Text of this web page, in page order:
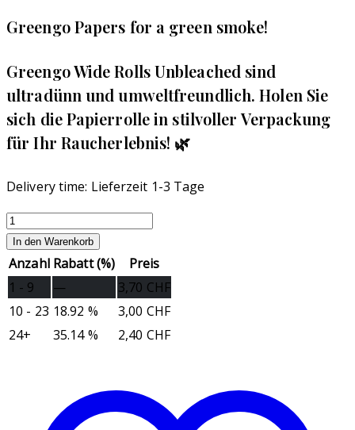
Greengo Papers for a green smoke!
Greengo Wide Rolls Unbleached sind
ultradünn und umweltfreundlich. Holen Sie
sich die Papierrolle in stilvoller Verpackung
für Ihr Raucherlebnis! 🌿
Delivery time: Lieferzeit 1-3 Tage
Greengo
Wide
Rolls
Unbleached
Menge
In den Warenkorb
Anzahl Rabatt (%)
Preis
1 - 9
— 3,70 CHF
10 - 23 18.92 % 3,00 CHF
24+
35.14 % 2,40 CHF